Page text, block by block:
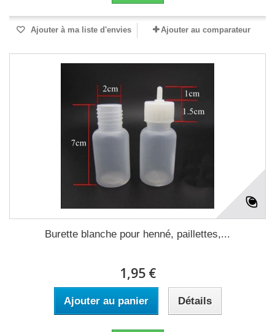
Ajouter à ma liste d'envies Ajouter au comparateur
Burette blanche pour henné, paillettes,...
1,95 €
Ajouter au panier Détails